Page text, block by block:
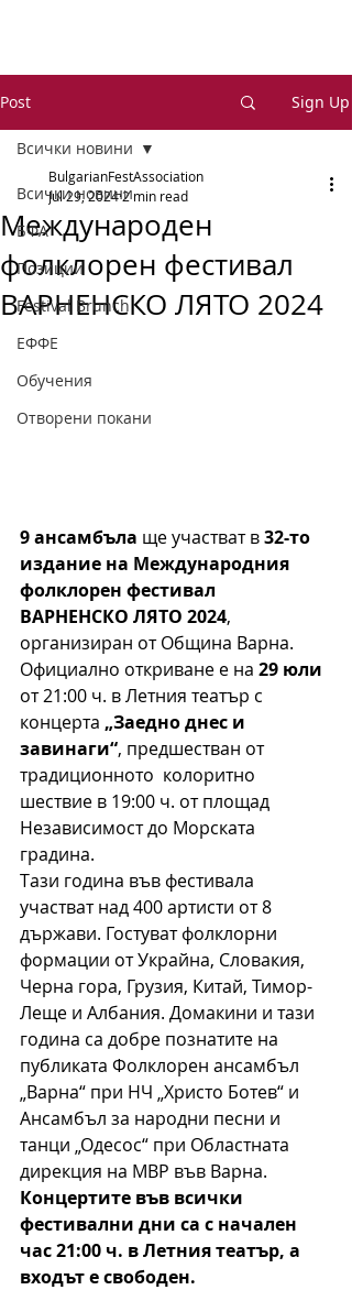
Post Sign Up
Всички новини
БФА
Позиции
Festival Brunch
ЕФФЕ
Обучения
Отворени покани
Всички новини
Международен
фолклорен фестивал
ВАРНЕНСКО ЛЯТО 2024
BulgarianFestAssociation
Jul 29, 2024 2 min read
9 ансамбъла ще участват в 32-то
издание на Международния
фолклорен фестивал
ВАРНЕНСКО ЛЯТО 2024,
организиран от Община Варна.
Официално откриване е на 29 юли
от 21:00 ч. в Летния театър с
концерта „Заедно днес и
завинаги“, предшестван от
традиционното  колоритно
шествие в 19:00 ч. от площад
Независимост до Морската
градина.
Тази година във фестивала
участват над 400 артисти от 8
държави. Гостуват фолклорни
формации от Украйна, Словакия,
Черна гора, Грузия, Китай, Тимор-
Леще и Албания. Домакини и тази
година са добре познатите на
публиката Фолклорен ансамбъл
„Варна“ при НЧ „Христо Ботев“ и
Ансамбъл за народни песни и
танци „Одесос“ при Областната
дирекция на МВР във Варна.
Концертите във всички
фестивални дни са с начален
час 21:00 ч. в Летния театър, а
входът е свободен.